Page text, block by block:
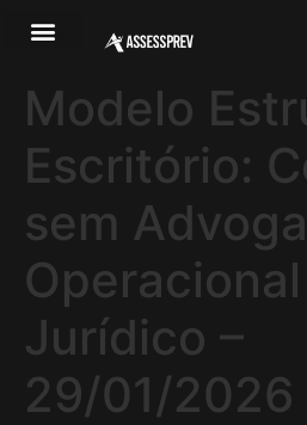
Modelo
Escritório:
sem
Jurídico –
29/01/2026